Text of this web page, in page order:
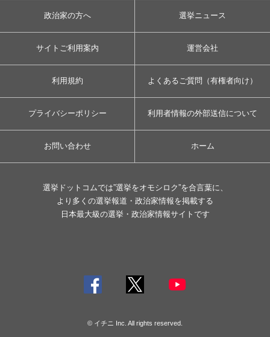
政治家の方へ 選挙ニュース
サイトご利用案内 運営会社
利用規約 よくあるご質問（有権者向け）
プライバシーポリシー 利用者情報の外部送信について
お問い合わせ ホーム
選挙ドットコムでは”選挙をオモシロク”を合言葉に、
より多くの選挙報道・政治家情報を掲載する
日本最大級の選挙・政治家情報サイトです
© イチニ Inc. All rights reserved.